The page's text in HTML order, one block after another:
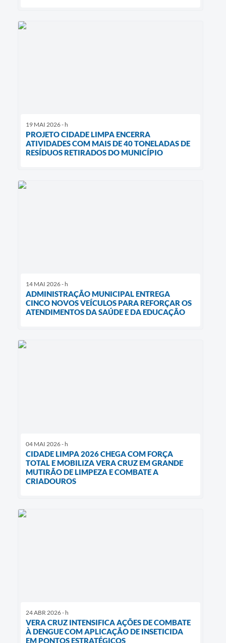
19 MAI 2026 - h
PROJETO CIDADE LIMPA ENCERRA
ATIVIDADES COM MAIS DE 40 TONELADAS DE
RESÍDUOS RETIRADOS DO MUNICÍPIO
14 MAI 2026 - h
ADMINISTRAÇÃO MUNICIPAL ENTREGA
CINCO NOVOS VEÍCULOS PARA REFORÇAR OS
ATENDIMENTOS DA SAÚDE E DA EDUCAÇÃO
04 MAI 2026 - h
CIDADE LIMPA 2026 CHEGA COM FORÇA
TOTAL E MOBILIZA VERA CRUZ EM GRANDE
MUTIRÃO DE LIMPEZA E COMBATE A
CRIADOUROS
24 ABR 2026 - h
VERA CRUZ INTENSIFICA AÇÕES DE COMBATE
À DENGUE COM APLICAÇÃO DE INSETICIDA
EM PONTOS ESTRATÉGICOS